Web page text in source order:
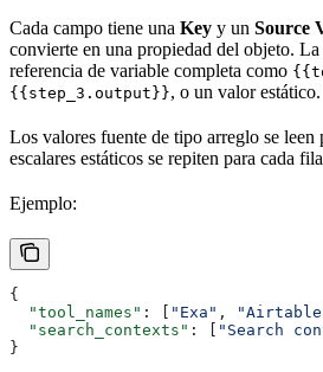
Cada campo tiene una Key y un Source
convierte en una propiedad del objeto. La
referencia de variable completa como
{{step_3.output}}, o un valor estático.
Los valores fuente de tipo arreglo se
escalares estáticos se repiten para cada
Ejemplo:
{
  "tool_names"
: [ "Exa" ,
  "search_contexts"
: [ "Search
}